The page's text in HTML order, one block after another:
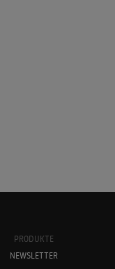
PRODUKTE
NEWSLETTER